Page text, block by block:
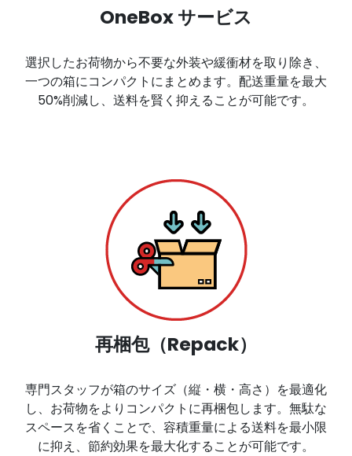
OneBox サービス
選択したお荷物から不要な外装や緩衝材を取り除き、
一つの箱にコンパクトにまとめます。配送重量を最大
50%削減し、送料を賢く抑えることが可能です。
再梱包（Repack）
専門スタッフが箱のサイズ（縦・横・高さ）を最適化
し、お荷物をよりコンパクトに再梱包します。無駄な
スペースを省くことで、容積重量による送料を最小限
に抑え、節約効果を最大化することが可能です。